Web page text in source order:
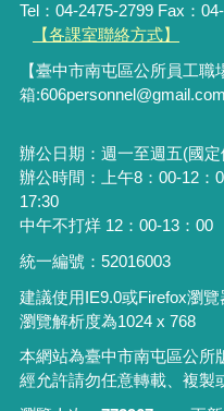
Tel：04-2475-2799 Fax：
【各課室聯絡方式】
【臺中市南屯區公所員工
箱
辦公日期：週一至週五(國
辦公時間：上午8：00-12：
17:30
中午不打烊 12：00-13：00
統一編號：52016003
建議使用IE9.0或Firefox瀏
瀏覽解析度為1024 x 768
本網站為臺中市南屯區公所
經允許請勿任意轉載、複製